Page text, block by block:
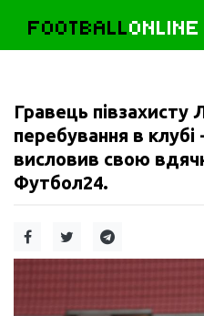
FOOTBALLONLINE
Гравець
перебування в клубі
висловив свою
Футбол24.